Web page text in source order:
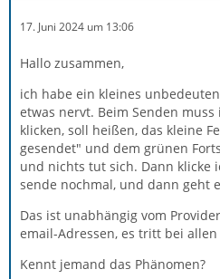
17. Juni 2024 um 13:06
Hallo zusammen,
ich habe ein kleines
etwas nervt. Beim Senden
klicken, soll heißen, das kleine
gesendet" und dem grünen
und nichts tut sich. Dann klicke
sende nochmal, und dann geht
Das ist unabhängig vom
email-Adressen, es tritt bei allen
Kennt jemand das Phänomen?